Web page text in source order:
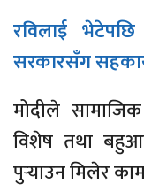
रविलाई
सरकारसँग
मोदीले
विशेष तथा
पुर्‍याउन मिलेर